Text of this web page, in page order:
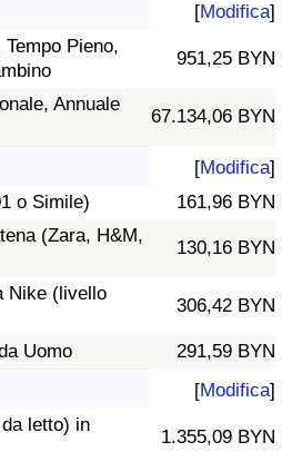
[Modifica]
Pieno,
951,25 BYN
Annuale
67.134,06 BYN
[Modifica]
o Simile)
161,96 BYN
(Zara, H&M,
130,16 BYN
Nike (livello
306,42 BYN
Uomo 291,59 BYN
[Modifica]
letto) in
1.355,09 BYN